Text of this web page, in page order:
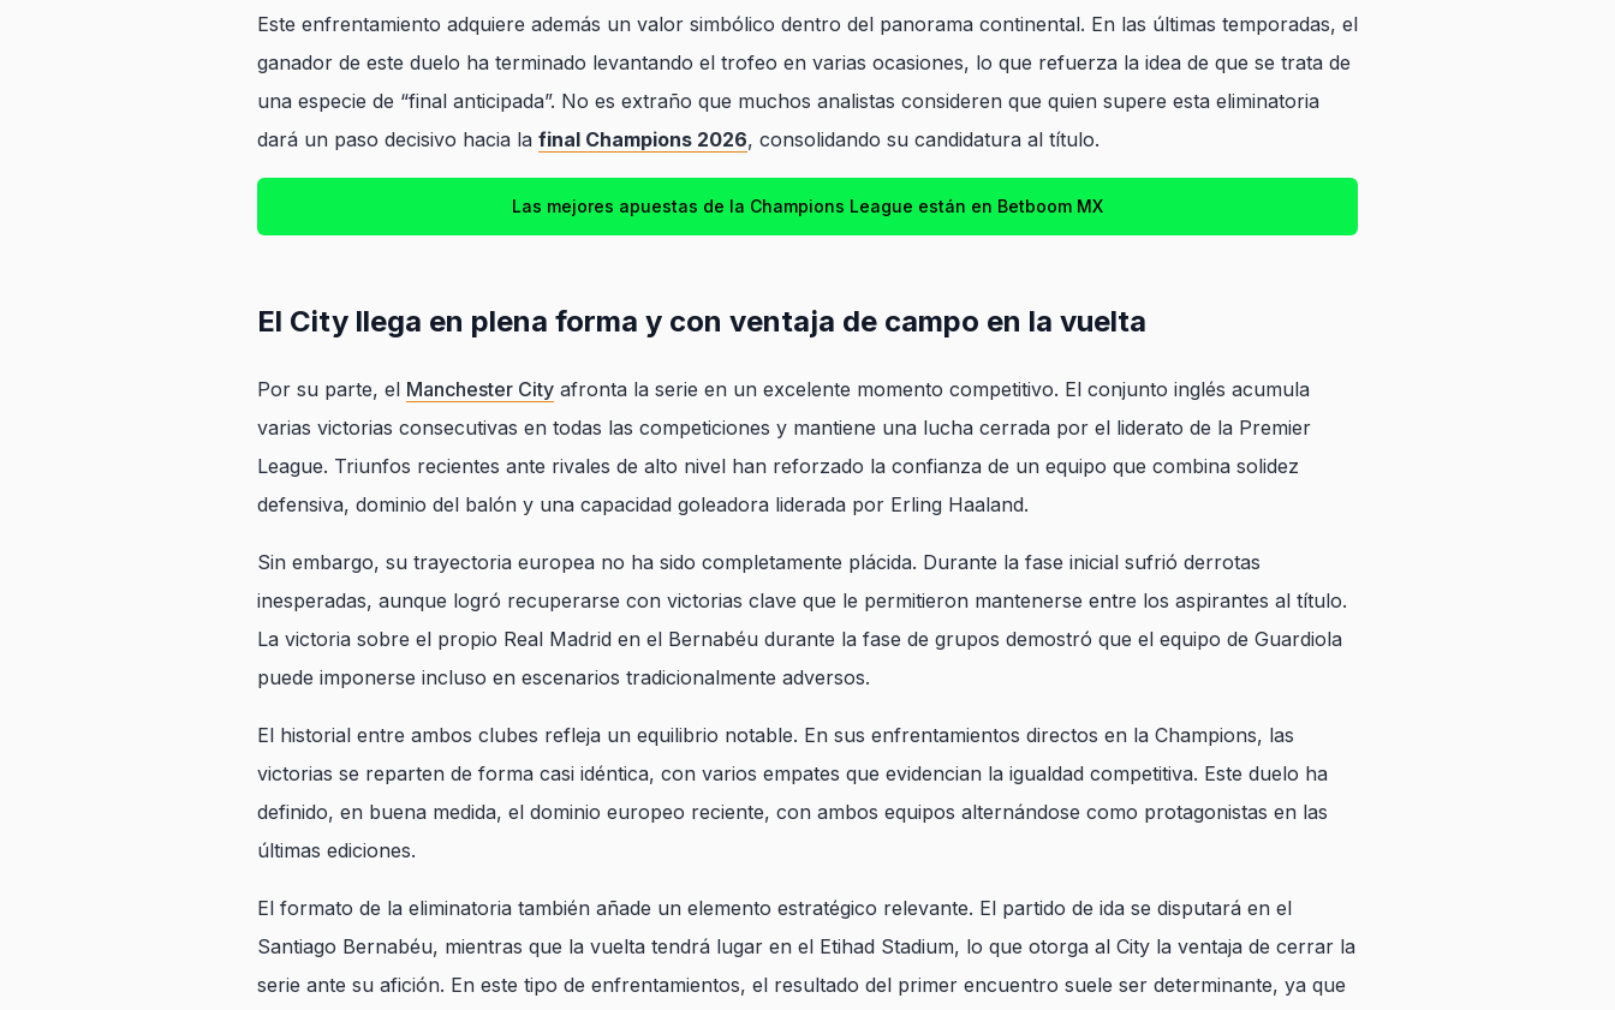
Este enfrentamiento adquiere además un valor simbólico dentro del panorama continental. En las últimas temporadas, el
ganador de este duelo ha terminado levantando el trofeo en varias ocasiones, lo que refuerza la idea de que se trata de
una especie de “final anticipada”. No es extraño que muchos analistas consideren que quien supere esta eliminatoria
dará un paso decisivo hacia la final Champions 2026, consolidando su candidatura al título.
Las mejores apuestas de la Champions League están en Betboom MX
El City llega en plena forma y con ventaja de campo en la vuelta
Por su parte, el Manchester City afronta la serie en un excelente momento competitivo. El conjunto inglés acumula
varias victorias consecutivas en todas las competiciones y mantiene una lucha cerrada por el liderato de la Premier
League. Triunfos recientes ante rivales de alto nivel han reforzado la confianza de un equipo que combina solidez
defensiva, dominio del balón y una capacidad goleadora liderada por Erling Haaland.
Sin embargo, su trayectoria europea no ha sido completamente plácida. Durante la fase inicial sufrió derrotas
inesperadas, aunque logró recuperarse con victorias clave que le permitieron mantenerse entre los aspirantes al título.
La victoria sobre el propio Real Madrid en el Bernabéu durante la fase de grupos demostró que el equipo de Guardiola
puede imponerse incluso en escenarios tradicionalmente adversos.
El historial entre ambos clubes refleja un equilibrio notable. En sus enfrentamientos directos en la Champions, las
victorias se reparten de forma casi idéntica, con varios empates que evidencian la igualdad competitiva. Este duelo ha
definido, en buena medida, el dominio europeo reciente, con ambos equipos alternándose como protagonistas en las
últimas ediciones.
El formato de la eliminatoria también añade un elemento estratégico relevante. El partido de ida se disputará en el
Santiago Bernabéu, mientras que la vuelta tendrá lugar en el Etihad Stadium, lo que otorga al City la ventaja de cerrar la
serie ante su afición. En este tipo de enfrentamientos, el resultado del primer encuentro suele ser determinante, ya que